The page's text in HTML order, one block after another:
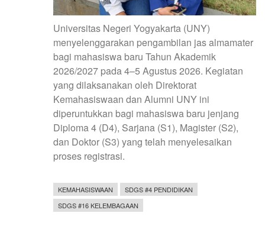
Universitas Negeri Yogyakarta (UNY)
menyelenggarakan pengambilan jas almamater
bagi mahasiswa baru Tahun Akademik
2026/2027 pada 4–5 Agustus 2026. Kegiatan
yang dilaksanakan oleh Direktorat
Kemahasiswaan dan Alumni UNY ini
diperuntukkan bagi mahasiswa baru jenjang
Diploma 4 (D4), Sarjana (S1), Magister (S2),
dan Doktor (S3) yang telah menyelesaikan
proses registrasi.
KEMAHASISWAAN
SDGS #4 PENDIDIKAN
SDGS #16 KELEMBAGAAN